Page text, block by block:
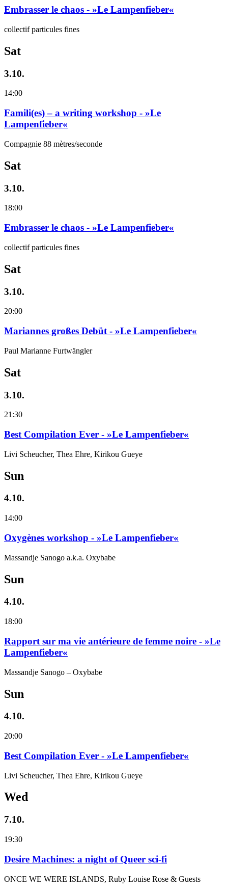
Embrasser le chaos - »Le Lampenfieber«
collectif particules fines
Sat
3.10.
14:00
Famili(es) – a writing workshop - »Le
Lampenfieber«
Compagnie 88 mètres/seconde
Sat
3.10.
18:00
Embrasser le chaos - »Le Lampenfieber«
collectif particules fines
Sat
3.10.
20:00
Mariannes großes Debüt - »Le Lampenfieber«
Paul Marianne Furtwängler
Sat
3.10.
21:30
Best Compilation Ever - »Le Lampenfieber«
Livi Scheucher, Thea Ehre, Kirikou Gueye
Sun
4.10.
14:00
Oxygènes workshop - »Le Lampenfieber«
Massandje Sanogo a.k.a. Oxybabe
Sun
4.10.
18:00
Rapport sur ma vie antérieure de femme noire - »Le
Lampenfieber«
Massandje Sanogo – Oxybabe
Sun
4.10.
20:00
Best Compilation Ever - »Le Lampenfieber«
Livi Scheucher, Thea Ehre, Kirikou Gueye
Wed
7.10.
19:30
Desire Machines: a night of Queer sci-fi
ONCE WE WERE ISLANDS, Ruby Louise Rose & Guests